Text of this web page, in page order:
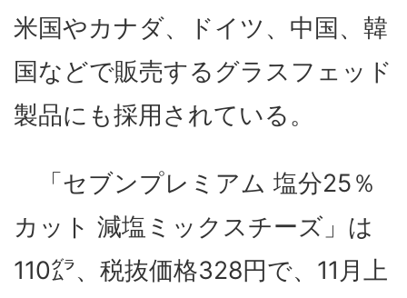
米国やカナダ、ドイツ、中国、韓
国などで販売するグラスフェッド
製品にも採用されている。
「セブンプレミアム 塩分25％
カット 減塩ミックスチーズ」は
110㌘、税抜価格328円で、11月上